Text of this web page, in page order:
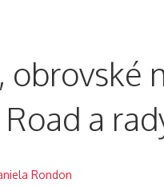
obrovské
a
Rondon